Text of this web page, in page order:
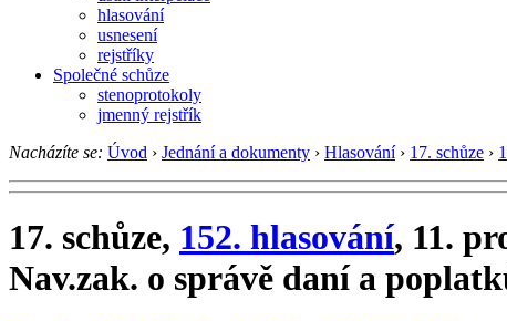
hlasování
usnesení
rejstříky
Společné schůze
stenoprotokoly
jmenný rejstřík
Nacházíte se: Úvod › Jednání a dokumenty › Hlasování › 17. schůze ›
17. schůze, 152. hlasování, 11.
Nav.zak. o správě daní a